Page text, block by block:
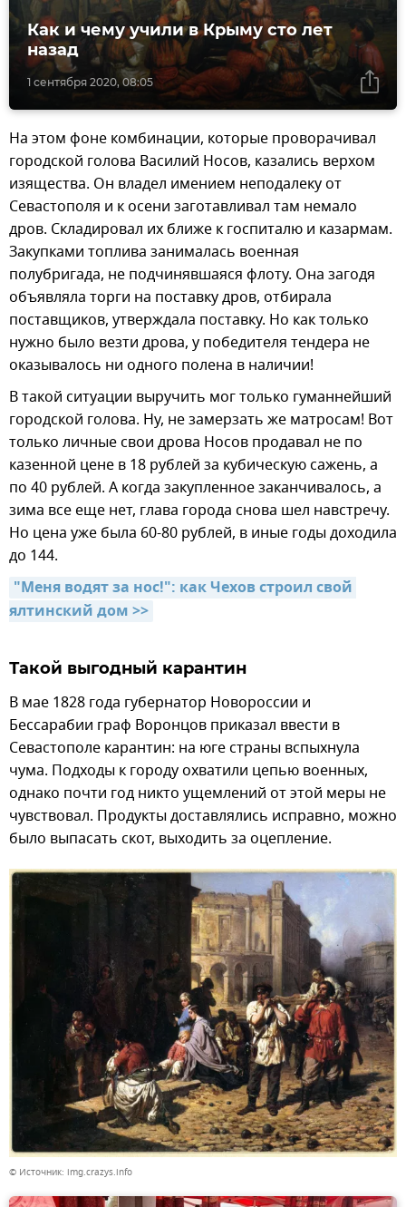
1 сентября 2020, 08:05
Как и чему учили в Крыму сто лет
назад
На этом фоне комбинации, которые проворачивал
городской голова Василий Носов, казались верхом
изящества. Он владел имением неподалеку от
Севастополя и к осени заготавливал там немало
дров. Складировал их ближе к госпиталю и казармам.
Закупками топлива занималась военная
полубригада, не подчинявшаяся флоту. Она загодя
объявляла торги на поставку дров, отбирала
поставщиков, утверждала поставку. Но как только
нужно было везти дрова, у победителя тендера не
оказывалось ни одного полена в наличии!
В такой ситуации выручить мог только гуманнейший
городской голова. Ну, не замерзать же матросам! Вот
только личные свои дрова Носов продавал не по
казенной цене в 18 рублей за кубическую сажень, а
по 40 рублей. А когда закупленное заканчивалось, а
зима все еще нет, глава города снова шел навстречу.
Но цена уже была 60-80 рублей, в иные годы доходила
до 144.
"Меня водят за нос!": как Чехов строил свой
ялтинский дом >>
Такой выгодный карантин
В мае 1828 года губернатор Новороссии и
Бессарабии граф Воронцов приказал ввести в
Севастополе карантин: на юге страны вспыхнула
чума. Подходы к городу охватили цепью военных,
однако почти год никто ущемлений от этой меры не
чувствовал. Продукты доставлялись исправно, можно
было выпасать скот, выходить за оцепление.
© Источник: img.crazys.info